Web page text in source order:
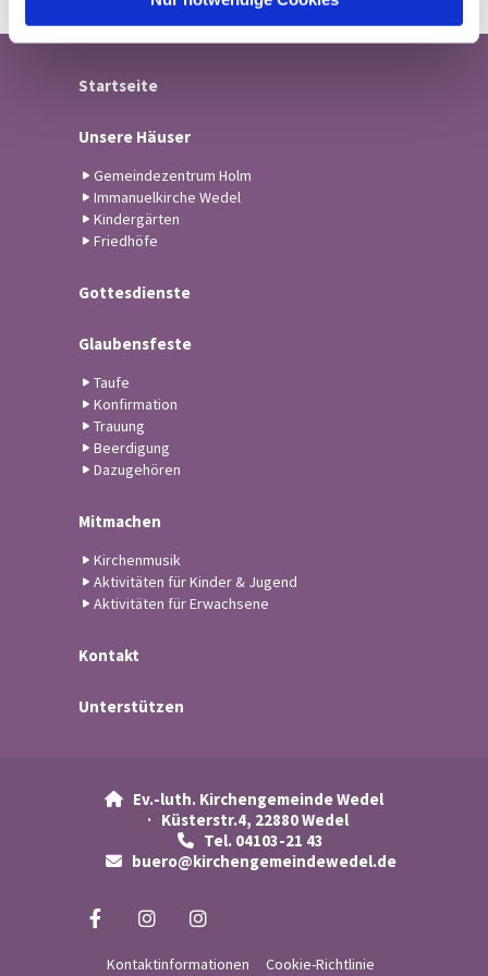
Startseite
Unsere Häuser
Gemeindezentrum Holm
Immanuelkirche Wedel
Kindergärten
Friedhöfe
Gottesdienste
Glaubensfeste
Taufe
Konfirmation
Trauung
Beerdigung
Dazugehören
Mitmachen
Kirchenmusik
Aktivitäten für Kinder & Jugend
Aktivitäten für Erwachsene
Kontakt
Unterstützen

Ev.-luth. Kirchengemeinde Wedel
· Küsterstr.4, 22880 Wedel
 Tel. 04103-21 43
buero@kirchengemeindewedel.de
Kontaktinformationen Cookie-Richtlinie